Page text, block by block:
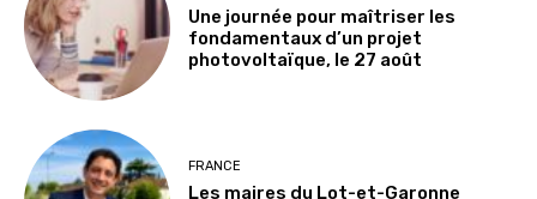
Une journée pour maîtriser les
fondamentaux d’un projet
photovoltaïque, le 27 août
FRANCE
Les maires du Lot-et-Garonne